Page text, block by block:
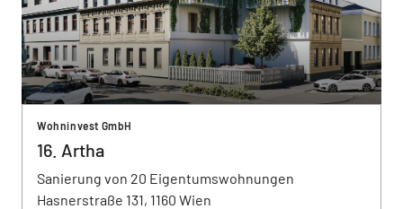
Wohninvest GmbH
16. Artha
Sanierung von 20 Eigentumswohnungen
Hasnerstraße 131, 1160 Wien